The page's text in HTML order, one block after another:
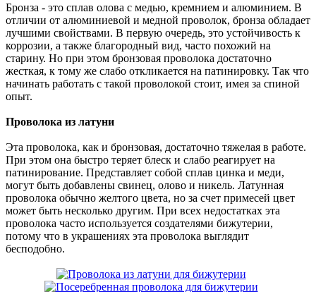
Бронза - это сплав олова с медью, кремнием и алюминием. В
отличии от алюминиевой и медной проволок, бронза обладает
лучшими свойствами. В первую очередь, это устойчивость к
коррозии, а также благородный вид, часто похожий на
старину. Но при этом бронзовая проволока достаточно
жесткая, к тому же слабо откликается на патинировку. Так что
начинать работать с такой проволокой стоит, имея за спиной
опыт.
Проволока из латуни
Эта проволока, как и бронзовая, достаточно тяжелая в работе.
При этом она быстро теряет блеск и слабо реагирует на
патинирование. Представляет собой сплав цинка и меди,
могут быть добавлены свинец, олово и никель. Латунная
проволока обычно желтого цвета, но за счет примесей цвет
может быть несколько другим. При всех недостатках эта
проволока часто используется создателями бижутерии,
потому что в украшениях эта проволока выглядит
бесподобно.